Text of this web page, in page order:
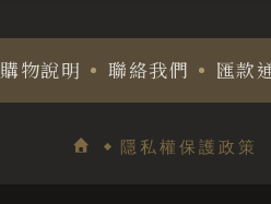
購物說明 聯絡我們 匯款
隱私權保護政策